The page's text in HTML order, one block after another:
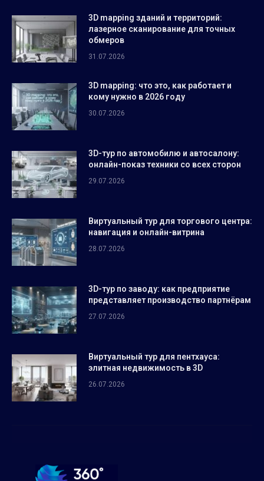
3D mapping зданий и территорий:
лазерное сканирование для точных
обмеров
31.07.2026
3D mapping: что это, как работает и
кому нужно в 2026 году
30.07.2026
3D-тур по автомобилю и автосалону:
онлайн-показ техники со всех сторон
29.07.2026
Виртуальный тур для торгового центра:
навигация и онлайн-витрина
28.07.2026
3D-тур по заводу: как предприятие
представляет производство партнёрам
27.07.2026
Виртуальный тур для пентхауса:
элитная недвижимость в 3D
26.07.2026